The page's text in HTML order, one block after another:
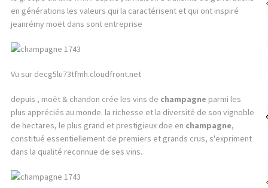
en générations les valeurs qui la caractérisent et qui ont inspiré
jeanrémy moët dans sont entreprise
Vu sur decg5lu73tfmh.cloudfront.net
depuis , moët & chandon crée les vins de champagne parmi les
plus appréciés au monde. la richesse et la diversité de son vignoble
de hectares, le plus grand et prestigieux doe en champagne,
constitué essentiellement de premiers et grands crus, s'expriment
dans la qualité reconnue de ses vins.